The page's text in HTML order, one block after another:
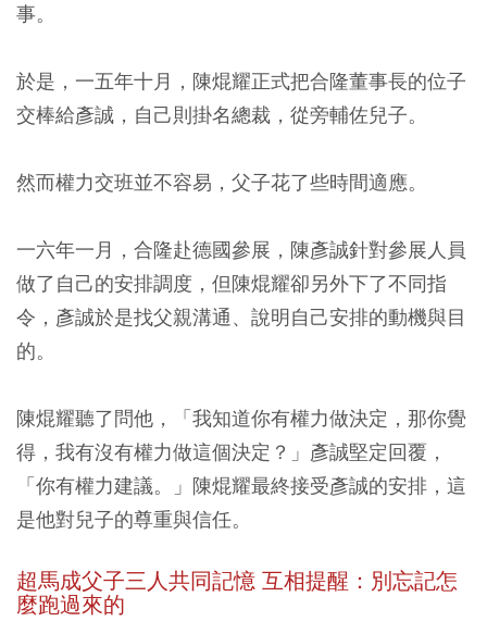
事。
於是，一五年十月，陳焜耀正式把合隆董事長的位子
交棒給彥誠，自己則掛名總裁，從旁輔佐兒子。
然而權力交班並不容易，父子花了些時間適應。
一六年一月，合隆赴德國參展，陳彥誠針對參展人員
做了自己的安排調度，但陳焜耀卻另外下了不同指
令，彥誠於是找父親溝通、說明自己安排的動機與目
的。
陳焜耀聽了問他，「我知道你有權力做決定，那你覺
得，我有沒有權力做這個決定？」彥誠堅定回覆，
「你有權力建議。」陳焜耀最終接受彥誠的安排，這
是他對兒子的尊重與信任。
超馬成父子三人共同記憶 互相提醒：別忘記怎
麼跑過來的